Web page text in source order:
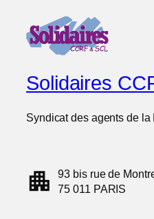
Solidaires
Syndicat des agents de
apartment
93 bis rue de
75 011 PARIS